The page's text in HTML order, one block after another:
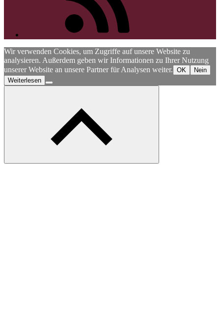
Wir verwenden Cookies, um Zugriffe auf unsere Website zu
analysieren. Außerdem geben wir Informationen zu Ihrer Nutzung
unserer Website an unsere Partner für Analysen weiter. OK
Nein
Weiterlesen